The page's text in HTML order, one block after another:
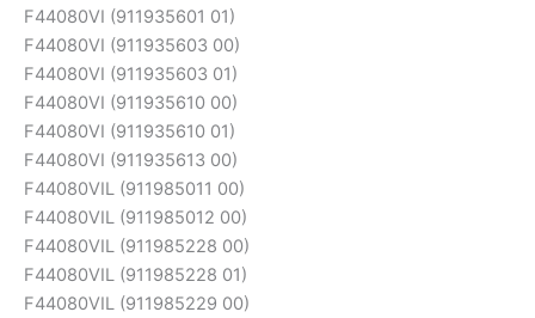
F44080VI (911935601 01)
F44080VI (911935603 00)
F44080VI (911935603 01)
F44080VI (911935610 00)
F44080VI (911935610 01)
F44080VI (911935613 00)
F44080VIL (911985011 00)
F44080VIL (911985012 00)
F44080VIL (911985228 00)
F44080VIL (911985228 01)
F44080VIL (911985229 00)